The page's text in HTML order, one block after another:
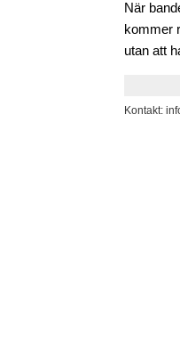
När
kommer
utan att
Kontakt: